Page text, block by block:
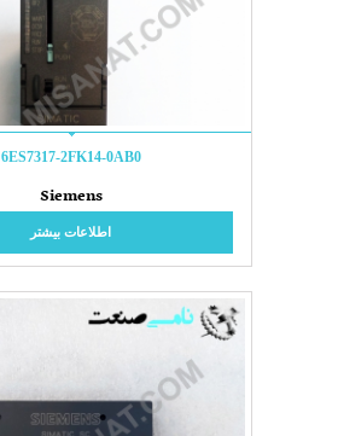
6ES7317-2FK14-0AB0
Siemens
اطلاعات بیشتر